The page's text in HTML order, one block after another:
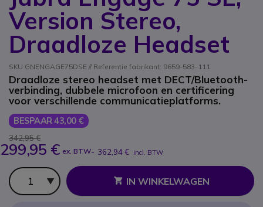
Version Stereo,
Draadloze Headset
SKU GNENGAGE75DSE // Referentie fabrikant: 9659-583-111
Draadloze stereo headset met DECT/Bluetooth-
verbinding, dubbele microfoon en certificering
voor verschillende communicatieplatforms.
BESPAAR 43,00 €
342,95 €
299,95 € ex. BTW- 362,94 € incl. BTW
Aantal
IN WINKELWAGEN